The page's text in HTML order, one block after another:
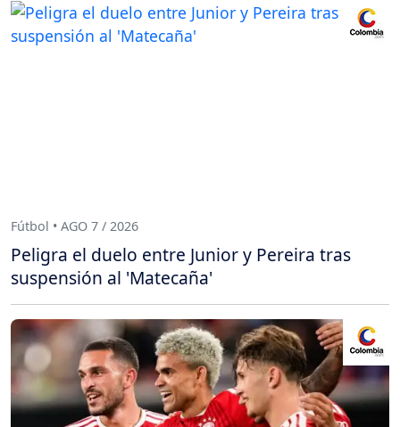
Fútbol • AGO 7 / 2026
Peligra el duelo entre Junior y Pereira tras
suspensión al 'Matecaña'